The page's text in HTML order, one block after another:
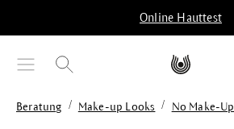
Online Hauttest
Beratung / Make-up Looks / No Make-Up